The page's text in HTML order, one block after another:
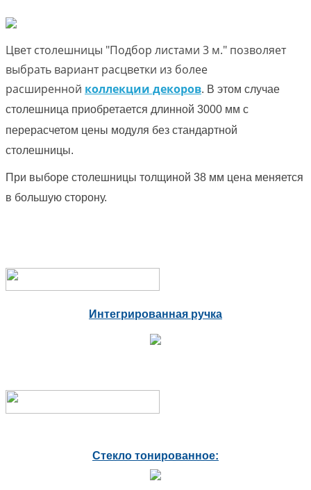
Цвет столешницы "Подбор листами 3 м." позволяет
выбрать вариант расцветки из более
расширенной коллекции декоров. В этом случае
столешница приобретается длинной 3000 мм с
перерасчетом цены модуля без стандартной
столешницы.
При выборе столешницы толщиной 38 мм цена меняется
в большую сторону.
Интегрированная ручка
Стекло тонированное: